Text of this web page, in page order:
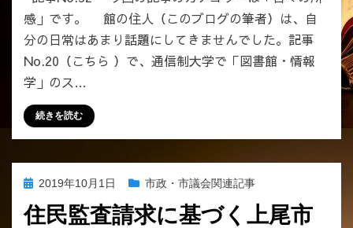
感」です。 館の住人（このブログの筆者）は、自
分の日常はあまり話題にしてきませんでした。記事
No.20（こちら ）で、通信制大学で「図書館・情報
学」のス…
続きを読む
投
日:
2019年10月1日 市政・市議会関連記事
住民監査請求に基づく上尾市